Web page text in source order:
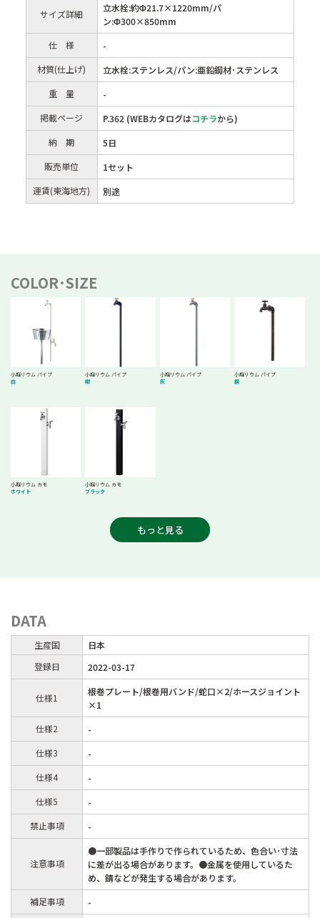
サイズ詳細
立水栓:約Φ21.7×1220mm/パ
ン:Φ300×850mm
仕 様
-
材質(仕上げ)
立水栓:ステンレス/パン:亜鉛鋼材･ステンレス
重 量
-
掲載ページ
P.362 (WEBカタログはコチラから)
納 期
5日
販売単位
1セット
運賃(東海地方)
別途
COLOR･SIZE
小庭リウム パイプ
白
小庭リウム パイプ
紺
小庭リウム パイプ
灰
小庭リウム パイプ
銅
小庭リウム カモ
ホワイト
小庭リウム カモ
ブラック
もっと見る
DATA
生産国
日本
登録日
2022-03-17
仕様1
根巻プレート/根巻用バンド/蛇口×2/ホースジョイント
×1
仕様2
-
仕様3
-
仕様4
-
仕様5
-
禁止事項
-
注意事項
●一部製品は手作りで作られているため、色合い･寸法
に差が出る場合があります。●金属を使用しているた
め、錆などが発生する場合があります。
補足事項
-